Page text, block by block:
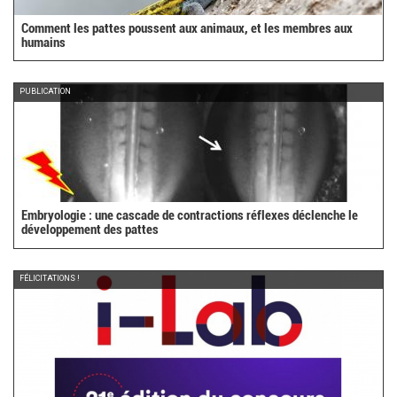
Comment les pattes poussent aux animaux, et les membres aux
humains
PUBLICATION
Embryologie : une cascade de contractions réflexes déclenche le
développement des pattes
FÉLICITATIONS !